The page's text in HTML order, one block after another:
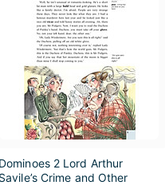
Dominoes 2 Lord Arthur
Savile’s Crime and Other